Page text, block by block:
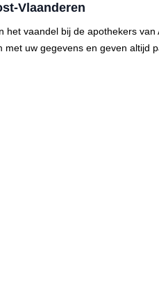
Vlaanderen
vaandel bij de apothekers van
uw gegevens en geven altijd